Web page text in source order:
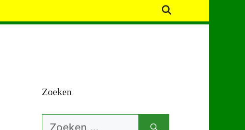
Zoeken
Zoek